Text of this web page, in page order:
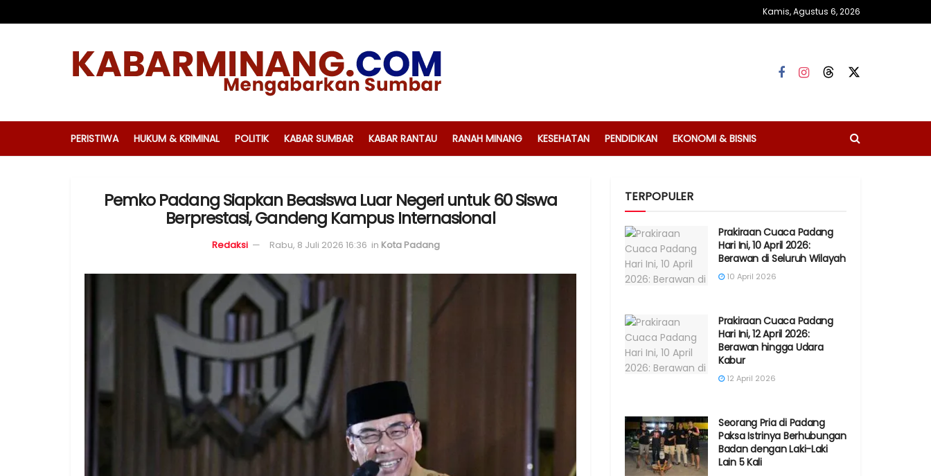
Kamis, Agustus 6, 2026
PERISTIWA HUKUM & KRIMINAL POLITIK KABAR SUMBAR KABAR RANTAU RANAH MINANG KESEHATAN PENDIDIKAN EKONOMI & BISNIS
Pemko Padang Siapkan Beasiswa Luar Negeri untuk 60 Siswa
Berprestasi, Gandeng Kampus Internasional
Redaksi Rabu, 8 Juli 2026 16:36 in Kota Padang
TERPOPULER
Prakiraan Cuaca Padang
Hari Ini, 10 April 2026:
Berawan di Seluruh Wilayah
10 April 2026
Prakiraan Cuaca Padang
Hari Ini, 12 April 2026:
Berawan hingga Udara
Kabur
12 April 2026
Seorang Pria di Padang
Paksa Istrinya Berhubungan
Badan dengan Laki-Laki
Lain 5 Kali